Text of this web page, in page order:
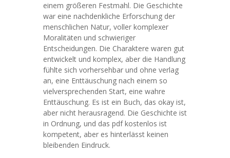
einem größeren Festmahl. Die Geschichte
war eine nachdenkliche Erforschung der
menschlichen Natur, voller komplexer
Moralitäten und schwieriger
Entscheidungen. Die Charaktere waren gut
entwickelt und komplex, aber die Handlung
fühlte sich vorhersehbar und ohne verlag
an, eine Enttäuschung nach einem so
vielversprechenden Start, eine wahre
Enttäuschung. Es ist ein Buch, das okay ist,
aber nicht herausragend. Die Geschichte ist
in Ordnung, und das pdf kostenlos ist
kompetent, aber es hinterlässt keinen
bleibenden Eindruck.